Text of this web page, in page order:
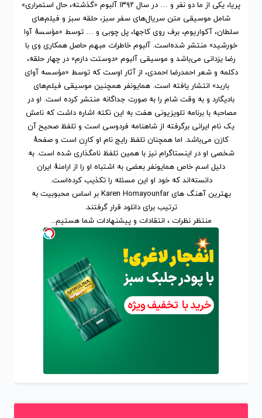
پریا، یکی از ما دو نفر و … در سال ۱۳۹۲ آلبوم «گذشته، حال استمراری»
شامل موسیقی متن سریال‌های سفر سبز، حلقه سبز و فیلم‌های
سلطان، آکواریوم، برف روی کاجها، پل چوبی و … توسط «مؤسسهٔ آوا
خورشید» منتشر شده‌است. آلبوم خاطرات مبهم حاصل همکاری وی با
رضا یزدانی می‌باشد و موسیقی آلبوم «دوستت دارم» در چهار حلقه،
دکلمه و شعر احمدرضا احمدی، از آثار اوست که توسط «مؤسسه آوای
باربد» انتشار یافته است. همایونفر همچنین موسیقی فیلم‌های
بادیگارد و به وقت شام را به صورت جداگانه منتشر کرده است. او در
مصاحبه با برنامه تلویزیونی هفت به این نکته اشاره داشت که نامش
یک نام ایرانی برگرفته از شاهنامه فردوسی است و تلفظ صحیح آن
کارَن می‌باشد. اما همچنان تلفظ رایج نام او کارِن است و صفحهٔ
شخصی او در اینستاگرام نیز با همین تلفظ نامگذاری شده است. به
دلیل اسم خاص همایونفر بعضی به اشتباه او را از ارامنهٔ ایران
دانسته‌اند که خود او این مسئله را تکذیب کرده‌است.
بهترین آهنگ های Karen Homayounfar
بر اساس محبوبیتبه
ترتیب برایدانلود قرار گرفتند.
منتظر نظرات ، انتقادات و پیشنهادات شما هستیم...